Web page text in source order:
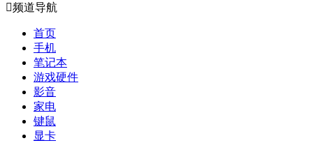
频道导航
首页
手机
笔记本
游戏硬件
影音
家电
键鼠
显卡